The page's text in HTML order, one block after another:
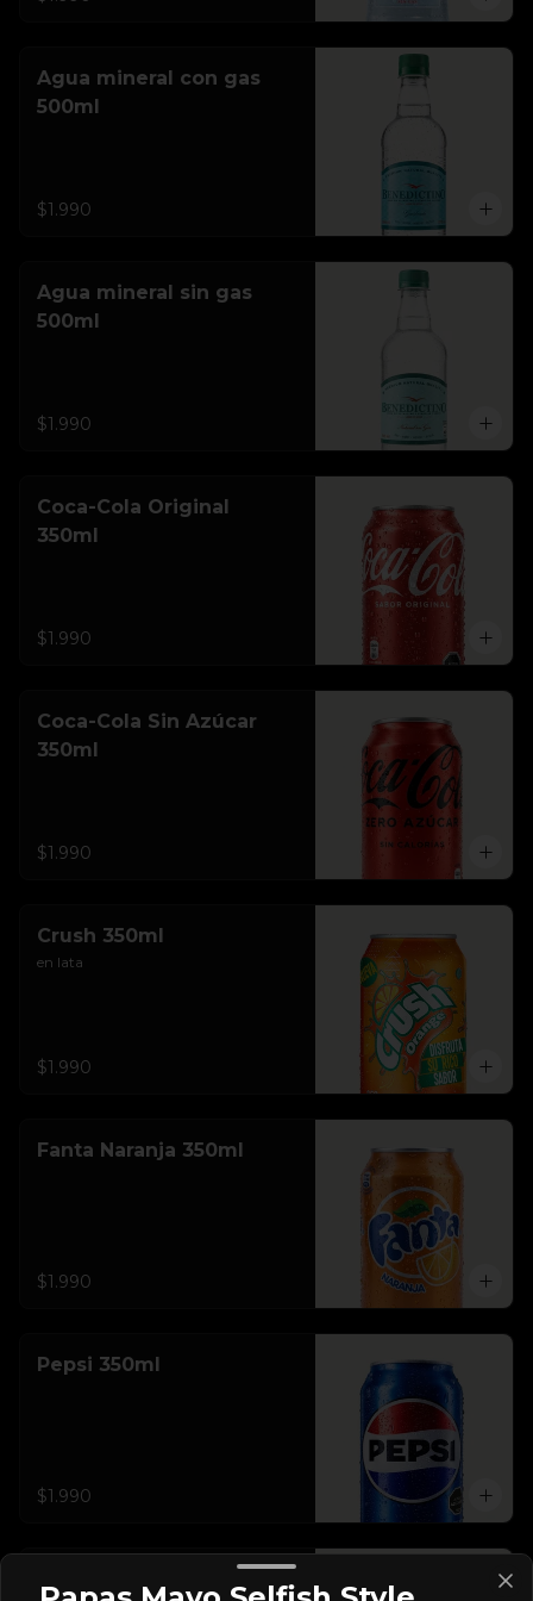
Agua mineral con gas
500ml
$1.990
Agua mineral sin gas
500ml
$1.990
Coca-Cola Original
350ml
$1.990
Coca-Cola Sin Azúcar
350ml
$1.990
Crush 350ml
en lata
$1.990
Fanta Naranja 350ml
$1.990
Pepsi 350ml
$1.990